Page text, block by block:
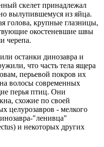
скелет принадлежал
вылупившемуся из яйца.
голова, крупные глазницы,
окостеневшие швы
черепа.
останки динозавра и
что часть тела ящера
перьевой покров их
волосы современных
перья птиц. Они
схожие по своей
целурозавров - мелкого
"ленивца"
и некоторых других